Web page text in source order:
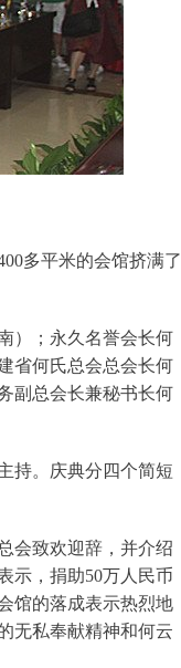
多平米的会馆挤满了
）；永久名誉会长何
省何氏总会总会长何
副总会长兼秘书长何
持。庆典分四个简短
会致欢迎辞，并介绍
示，捐助50万人民币
馆的落成表示热烈地
无私奉献精神和何云